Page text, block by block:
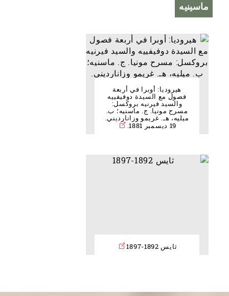
ماسينيه
هيروديا: أوبرا في أربعة
فصول مع السيدة دوفيفييه
والسيد فيرنيه بروكسل:
مسرح مونيا. ج. ماسنيه؛ ب.
ميليه، هـ. غريمو وزانارديني.
19 ديسمبر 1881.
ثايس 1892-1897